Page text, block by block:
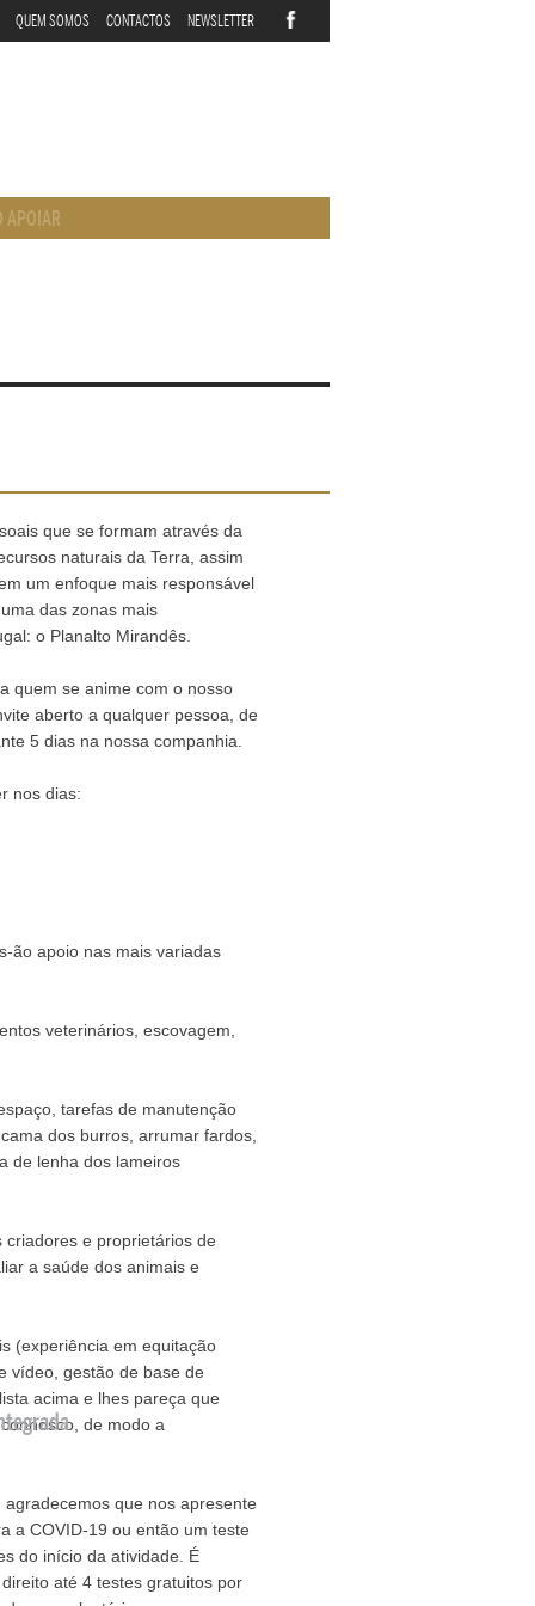
QUEM SOMOS CONTACTOS NEWSLETTER
APOIAR
que se formam através da
naturais da Terra, assim
um enfoque mais responsável
das zonas mais
o Planalto Mirandês.
quem se anime com o nosso
aberto a qualquer pessoa, de
5 dias na nossa companhia.
nos dias:
ão apoio nas mais variadas
veterinários, escovagem,
tarefas de manutenção
dos burros, arrumar fardos,
de lenha dos lameiros
e proprietários de
a saúde dos animais e
(experiência em equitação
vídeo, gestão de base de
acima e lhes pareça que
de modo a
que nos apresente
a COVID-19 ou então um teste
do início da atividade. É
até 4 testes gratuitos por